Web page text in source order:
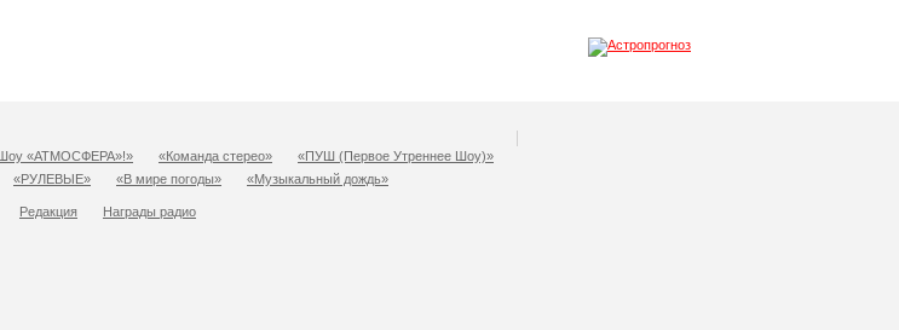
«АТМОСФЕРА»!» «Команда стерео»
«ПУШ (Первое Утреннее Шоу)»
«РУЛЕВЫЕ» «В мире погоды» «Музыкальный дождь»
Редакция Награды радио